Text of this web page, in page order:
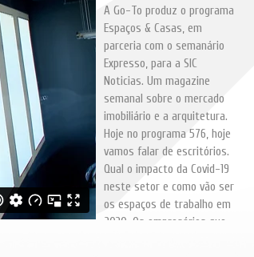
A Go-To produz o programa
Espaços & Casas, em
parceria com o semanário
Expresso, para a SIC
Noticias. Um magazine
semanal sobre o mercado
imobiliário e a arquitetura.
Hoje no programa 576, hoje
vamos falar de escritórios.
Qual o impacto da Covid-19
neste setor e como vão ser
os espaços de trabalho em
2030. Os empresários que